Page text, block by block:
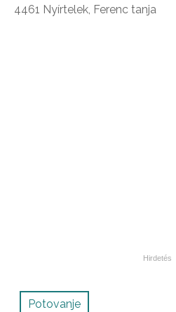
4461 Nyírtelek, Ferenc tanja
Potovanje